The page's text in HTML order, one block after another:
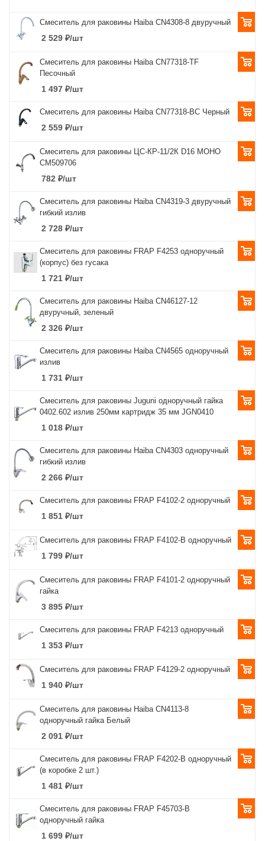
Смеситель для раковины Haiba CN4308-8 двуручный
2 529 ₽/шт
Смеситель для раковины Haiba CN77318-TF
Песочный
1 497 ₽/шт
Смеситель для раковины Haiba CN77318-BC Черный
2 559 ₽/шт
Смеситель для раковины ЦС-КР-11/2К D16 МОНО
СМ509706
782 ₽/шт
Смеситель для раковины Haiba CN4319-3 двуручный
гибкий излив
2 728 ₽/шт
Смеситель для раковины FRAP F4253 одноручный
(корпус) без гусака
1 721 ₽/шт
Смеситель для раковины Haiba CN46127-12
двуручный, зеленый
2 326 ₽/шт
Смеситель для раковины Haiba CN4565 одноручный
излив
1 731 ₽/шт
Смеситель для раковины Juguni одноручный гайка
0402.602 излив 250мм картридж 35 мм JGN0410
1 018 ₽/шт
Смеситель для раковины Haiba CN4303 одноручный
гибкий излив
2 266 ₽/шт
Смеситель для раковины FRAP F4102-2 одноручный
1 851 ₽/шт
Смеситель для раковины FRAP F4102-В одноручный
1 799 ₽/шт
Смеситель для раковины FRAP F4101-2 одноручный
гайка
3 895 ₽/шт
Смеситель для раковины FRAP F4213 одноручный
1 353 ₽/шт
Смеситель для раковины FRAP F4129-2 одноручный
1 940 ₽/шт
Смеситель для раковины Haiba CN4113-8
одноручный гайка Белый
2 091 ₽/шт
Смеситель для раковины FRAP F4202-В одноручный
(в коробке 2 шт.)
1 481 ₽/шт
Смеситель для раковины FRAP F45703-B
одноручный гайка
1 699 ₽/шт